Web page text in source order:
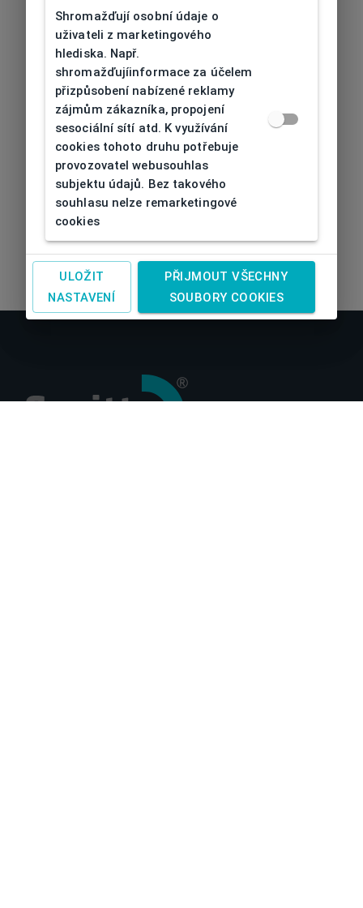
Shromažďují osobní údaje o
uživateli z marketingového
hlediska. Např.
shromažďujíinformace za účelem
přizpůsobení nabízené reklamy
zájmům zákazníka, propojení
sesociální sítí atd. K využívání
cookies tohoto druhu potřebuje
provozovatel webusouhlas
subjektu údajů. Bez takového
souhlasu nelze remarketingové
cookies
ULOŽIT
NASTAVENÍ
PŘIJMOUT VŠECHNY
SOUBORY COOKIES